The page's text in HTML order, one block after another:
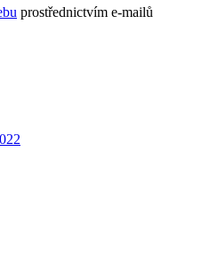
prostřednictvím e-mailů